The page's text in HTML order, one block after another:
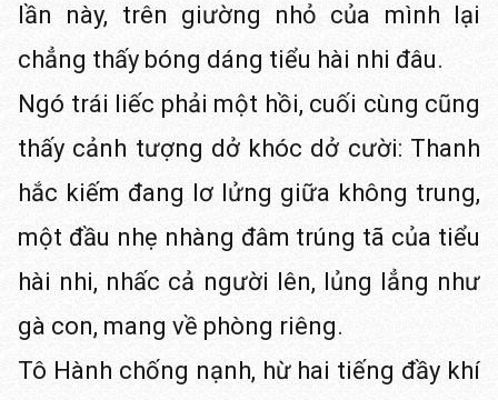
lần này, trên giường nhỏ của mình lại
chẳng thấy bóng dáng tiểu hài nhi đâu.
Ngó trái liếc phải một hồi, cuối cùng cũng
thấy cảnh tượng dở khóc dở cười: Thanh
hắc kiếm đang lơ lửng giữa không trung,
một đầu nhẹ nhàng đâm trúng tã của tiểu
hài nhi, nhấc cả người lên, lủng lẳng như
gà con, mang về phòng riêng.
Tô Hành chống nạnh, hừ hai tiếng đầy khí